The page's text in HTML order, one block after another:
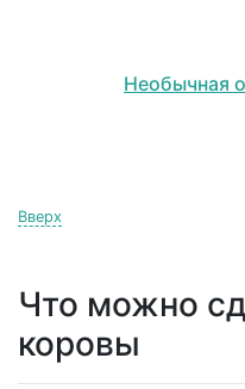
Необычная
Вверх
Что можно
коровы